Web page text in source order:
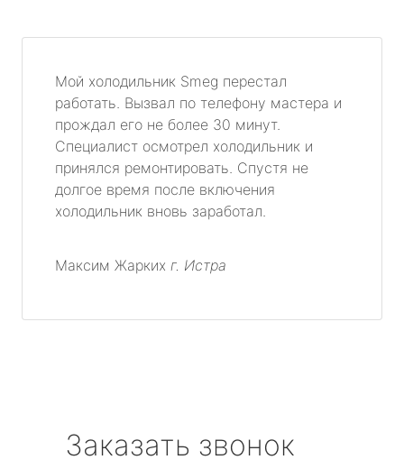
Мой холодильник Smeg перестал
работать. Вызвал по телефону мастера и
прождал его не более 30 минут.
Специалист осмотрел холодильник и
принялся ремонтировать. Спустя не
долгое время после включения
холодильник вновь заработал.
Максим Жарких г. Истра
Заказать звонок